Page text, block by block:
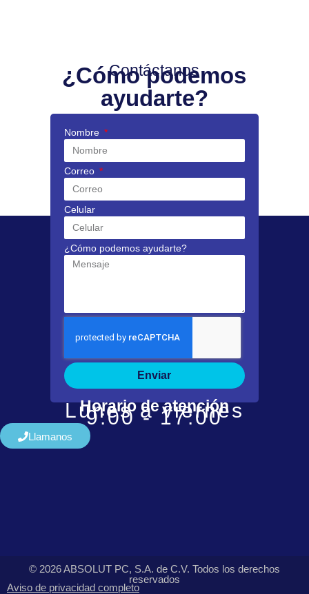
Contáctanos
¿Cómo podemos
ayudarte?
Nombre
Correo
Celular
¿Cómo podemos ayudarte?
Enviar
Horario de atención
Lunes a viernes
9:00 - 17:00
Llamanos
© 2026 ABSOLUT PC, S.A. de C.V. Todos los derechos
reservados
Aviso de privacidad completo